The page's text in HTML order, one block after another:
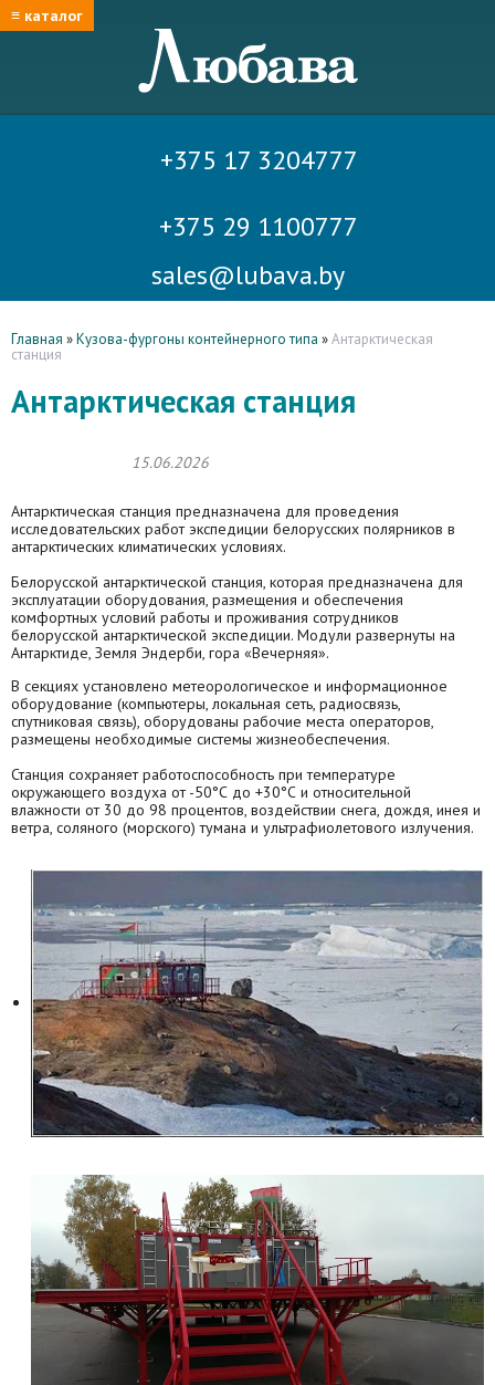
≡ каталог
+375 17 3204777
+375 29 1100777
sales@lubava.by
Главная »Кузова-фургоны контейнерного типа »Антарктическая
станция
Антарктическая станция
15.06.2026
Антарктическая станция предназначена для проведения
исследовательских работ экспедиции белорусских полярников в
антарктических климатических условиях.
Белорусской антарктической станция, которая предназначена для
эксплуатации оборудования, размещения и обеспечения
комфортных условий работы и проживания сотрудников
белорусской антарктической экспедиции. Модули развернуты на
Антарктиде, Земля Эндерби, гора «Вечерняя».
В секциях установлено метеорологическое и информационное
оборудование (компьютеры, локальная сеть, радиосвязь,
спутниковая связь), оборудованы рабочие места операторов,
размещены необходимые системы жизнеобеспечения.
Станция сохраняет работоспособность при температуре
окружающего воздуха от -50°С до +30°С и относительной
влажности от 30 до 98 процентов, воздействии снега, дождя, инея и
ветра, соляного (морского) тумана и ультрафиолетового излучения.